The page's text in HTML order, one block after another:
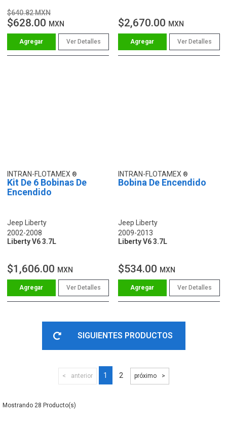
$640.82 MXN
$628.00 MXN
Ver Detalles
$2,670.00 MXN
Ver Detalles
INTRAN-FLOTAMEX
Kit De 6 Bobinas De
Encendido
Jeep Liberty
2002-2008
Liberty V6 3.7L
$1,606.00 MXN
Ver Detalles
INTRAN-FLOTAMEX
Bobina De Encendido
Jeep Liberty
2009-2013
Liberty V6 3.7L
$534.00 MXN
Ver Detalles
SIGUIENTES PRODUCTOS
anterior 1 2 próximo
28